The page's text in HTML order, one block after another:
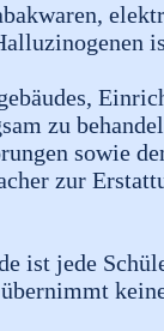
zu
sowie
zur
ist jede